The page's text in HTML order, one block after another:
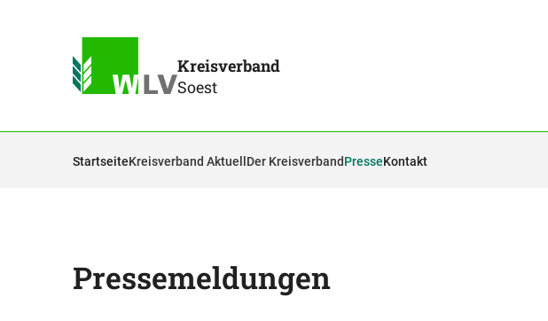
Kreisverband
Soest
StartseiteKreisverband Aktuell Der KreisverbandPresseKontakt
Pressemeldungen